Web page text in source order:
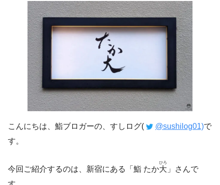
こんにちは、鮨ブロガーの、すしログ( @sushilog01)で
す。
今回ご紹介するのは、新宿にある「鮨 たか大
ひろ
」さんで